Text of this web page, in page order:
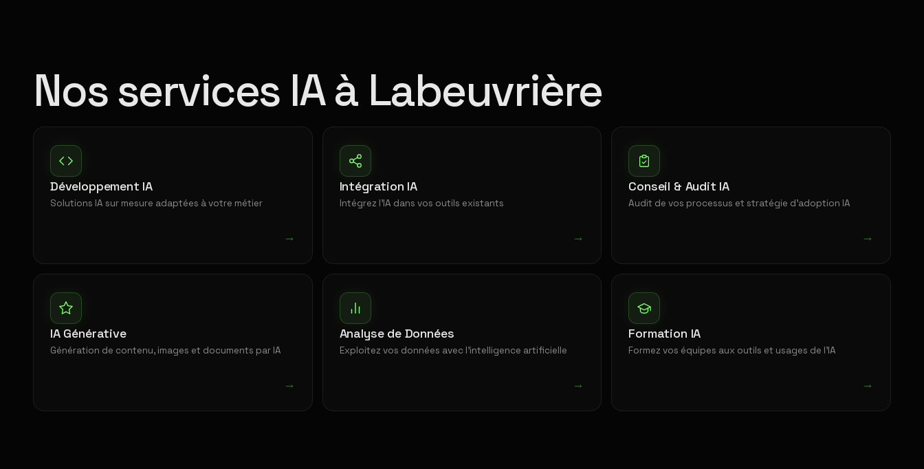
Nos services IA à Labeuvrière
Développement IA
Solutions IA sur mesure adaptées à votre métier
→
Intégration IA
Intégrez l'IA dans vos outils existants
→
Conseil & Audit IA
Audit de vos processus et stratégie d'adoption IA
→
IA Générative
Génération de contenu, images et documents par IA
→
Analyse de Données
Exploitez vos données avec l'intelligence artificielle
→
Formation IA
Formez vos équipes aux outils et usages de l'IA
→